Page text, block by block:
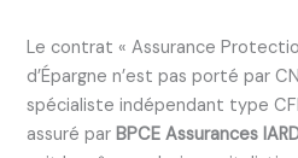
Le contrat « Assurance
d’Épargne n’est pas porté par
spécialiste indépendant type
assuré parBPCE Assurances